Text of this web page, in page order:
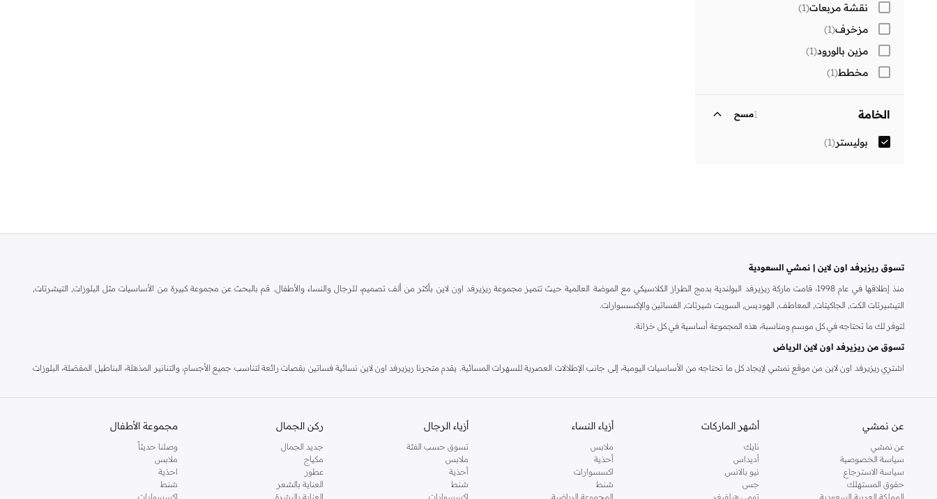
نقشة مربعات(
1
)
مزخرف(
1
)
مزين بالورود(
1
)
مخطط(
1
)
الخامة 1مسح
بوليستر(
1
)
تسوق ريزيرفد اون لاين | نمشي السعودية
منذ إطلاقها في عام 1998، قامت ماركة ريزيرفد البولندية بدمج الطراز الكلاسيكي مع الموضة العالمية حيث تتميز مجموعة ريزيرفد اون لاين بأكثر من ألف تصميم، للرجال والنساء والأطفال. قم بالبحث عن مجموعة كبيرة من الأساسيات مثل البلوزات, التيشرتات,
التيشيرتات الكت, الجاكيتات, المعاطف, الهوديس, السويت شيرتات, الفساتين والإكسسوارات.
لتوفر لك ما تحتاجه في كل موسم ومناسبة، هذه المجموعة أساسية في كل خزانة.
تسوق من ريزيرفد اون لاين الرياض
اشترِي ريزيرفد اون لاين من موقع نمشي لإيجاد كل ما تحتاجه من الأساسيات اليومية، إلى جانب الإطلالات العصرية للسهرات المسائية. يقدم متجرنا ريزيرفد اون لاين نسائية فساتين بقصات رائعة لتناسب جميع الأجسام، والتنانير المذهلة، البناطيل المفصَلة، البلوزات
نقداً عند التسليم و وخدمة الإرجاع خلال 14 يوم. لجعل التسوق من ريزيرفد اون لاين أكثر سهولة.
عن نمشي
عن نمشي
سياسة الخصوصية
سياسة الاسترجاع
حقوق المستهلك
المملكة العربية السعودية
أشهر الماركات
نايك
أديداس
نيو بالانس
جس
تومي هيلفيغر
أزياء النساء
ملابس
أحذية
اكسسوارات
شنط
المجموعة الرياضية
أزياء الرجال
تسوق حسب الفئة
ملابس
أحذية
شنط
اكسسوارات
ركن الجمال
جديد الجمال
مكياج
عطور
العناية بالشعر
العناية بالبشرة
مجموعة الأطفال
وصلنا حديثاً
ملابس
احذية
شنط
اكسسوارات